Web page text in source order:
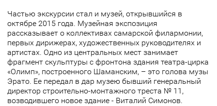
Частью экскурсии стал и музей, открывшийся в
октябре 2015 года. Музейная экспозиция
рассказывает о коллективах самарской филармонии,
первых дирижерах, художественных руководителях и
артистах. Одно из центральных мест занимает
фрагмент скульптуры с фронтона здания театра-цирка
«Олимп», построенного Шаманским, – это голова музы
Эрато. Ее передал в дар музею бывший генеральный
директор строительно-монтажного треста № 11,
возводившего новое здание - Виталий Симонов.